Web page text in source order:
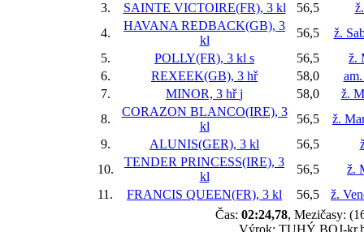
3.
SAINTE VICTOIRE(FR), 3 kl 56,5
4.
HAVANA REDBACK(GB), 3
kl
56,5
ž.
5.
POLLY(FR), 3 kl s 56,5
ž.
6.
REXEEK(GB), 3 hř 58,0
7.
MINOR, 3 hřj 58,0
ž.
8.
CORAZON BLANCO(IRE), 3
kl
56,5
ž.
9.
ALUNIS(GER), 3 kl 56,5
10.
TENDER PRINCESS(IRE), 3
kl
56,5
ž.
11.
FRANCIS QUEEN(FR), 3 kl 56,5
ž.
Čas: 02:24,78, Mezičasy:
Výrok: TUHÝ BOJ-